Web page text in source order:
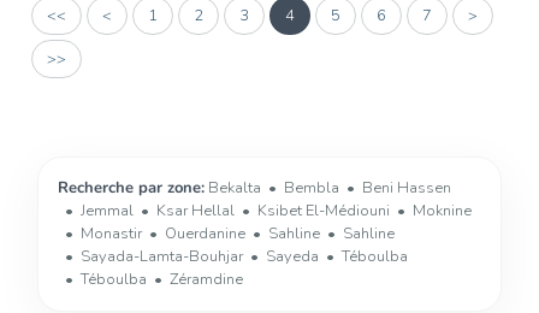
<< < 1 2 3 4 5 6 7
>
>>
Recherche par zone: Bekalta Bembla
Beni Hassen
Jemmal
Ksar Hellal Ksibet El-Médiouni
Moknine
Monastir
Ouerdanine Sahline
Sahline
Sayada-Lamta-Bouhjar
Sayeda
Téboulba
Téboulba
Zéramdine